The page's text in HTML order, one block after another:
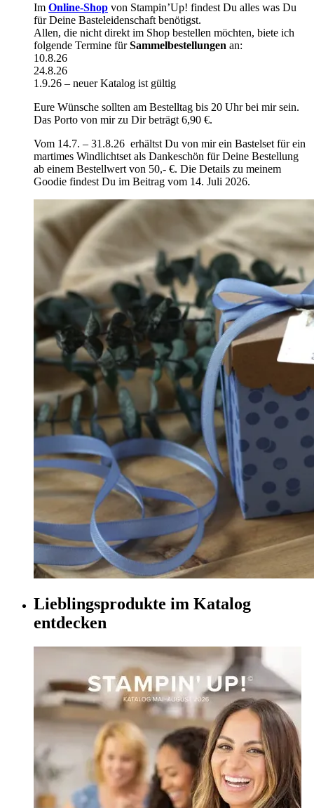
Im Online-Shop von Stampin’Up! findest Du alles was Du
für Deine Basteleidenschaft benötigst.
Allen, die nicht direkt im Shop bestellen möchten, biete ich
folgende Termine fürSammelbestellungen an:
10.8.26
24.8.26
1.9.26 – neuer Katalog ist gültig
Eure Wünsche sollten am Bestelltag bis 20 Uhr bei mir sein.
Das Porto von mir zu Dir beträgt 6,90 €.
Vom 14.7. – 31.8.26 erhältst Du von mir ein Bastelset für ein
martimes Windlichtset als Dankeschön für Deine Bestellung
ab einem Bestellwert von 50,- €. Die Details zu meinem
Goodie findest Du im Beitrag vom 14. Juli 2026.
Lieblingsprodukte im Katalog
entdecken